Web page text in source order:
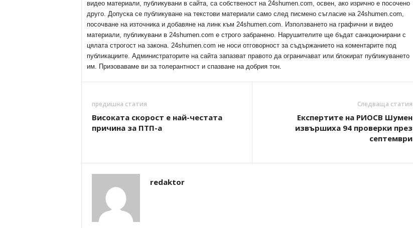
видео материали, публикувани в сайта, са собственост на 24shumen.com, освен, ако изрично е посочено
друго. Допуска се публикуване на текстови материали само след писмено съгласие на 24shumen.com,
посочване на източника и добавяне на линк към 24shumen.com. Използването на графични и видео
материали, публикувани в 24shumen.com е строго забранено. Нарушителите ще бъдат санкционирани с
цялата строгост на закона. 24shumen.com не носи отговорност за съдържанието на коментарите под
публикациите. Администраторите на сайта запазват правото да ограничават или блокират публикуването
им. Призоваваме ви за толерантност и спазване на добрия тон.
предишна статия
Високата скорост е най-честата
причина за ПТП-а
Следваща статия
Експертите на РИОСВ Шумен
извършиха 94 проверки през
септември
redaktor